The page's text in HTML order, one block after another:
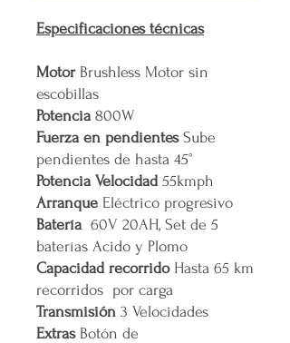
Especificaciones técnicas
Motor Brushless Motor sin
escobillas
Potencia 800W
Fuerza en pendientes Sube
pendientes de hasta 45°
Potencia Velocidad 55kmph
Arranque Eléctrico progresivo
Batería 60V 20AH, Set de 5
baterías Acido y Plomo
Capacidad recorrido Hasta 65 km
recorridos por carga
Transmisión 3 Velocidades
Extras Botón de